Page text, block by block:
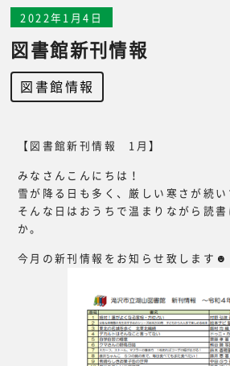
2022年1月4日
図書館新刊情報
図書館情報
【図書館新刊情報 1月】
みなさんこんにちは！
雪が降る日も多く、厳しい寒さが続い
そんな日はおうちで温まりながら読
か。
今月の新刊情報をお知らせ致します☻